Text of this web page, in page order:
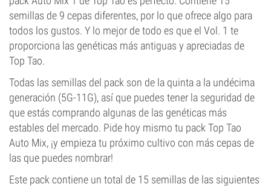
semillas de 9 cepas diferentes, por lo que ofrece algo para
todos los gustos. Y lo mejor de todo es que el Vol. 1 te
proporciona las genéticas más antiguas y apreciadas de
Top Tao.
Todas las semillas del pack son de la quinta a la undécima
generación (5G-11G), así que puedes tener la seguridad de
que estás comprando algunas de las genéticas más
estables del mercado. Pide hoy mismo tu pack Top Tao
Auto Mix, ¡y empieza tu próximo cultivo con más cepas de
las que puedes nombrar!
Este pack contiene un total de 15 semillas de las siguientes